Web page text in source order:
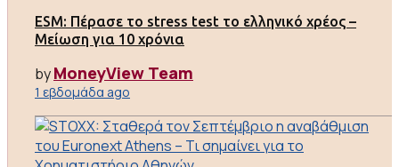
ESM: Πέρασε το stress test το ελληνικό χρέος –
Μείωση για 10 χρόνια
byMoneyView Team
1 εβδομάδα ago